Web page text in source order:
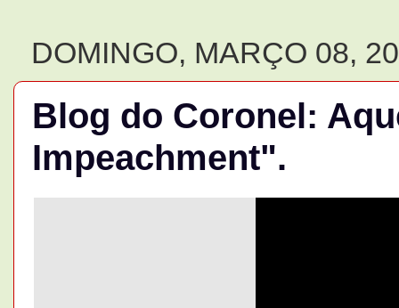
DOMINGO, MARÇO 08,
Blog do Coronel:
Impeachment".